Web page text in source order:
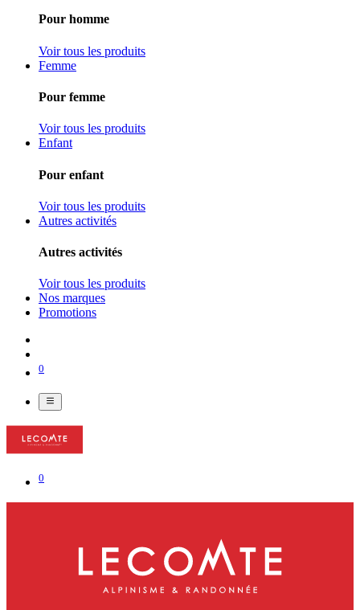
Pour homme
Voir tous les produits
Femme
Pour femme
Voir tous les produits
Enfant
Pour enfant
Voir tous les produits
Autres activités
Autres activités
Voir tous les produits
Nos marques
Promotions
0
0